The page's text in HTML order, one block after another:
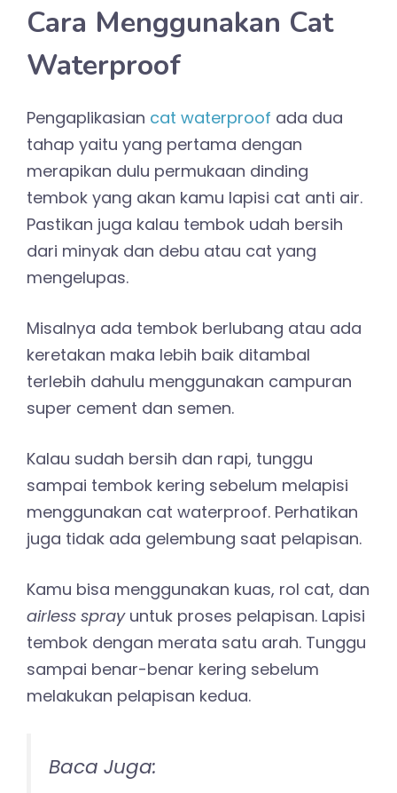
Cara Menggunakan Cat
Waterproof
Pengaplikasian cat waterproof ada dua
tahap yaitu yang pertama dengan
merapikan dulu permukaan dinding
tembok yang akan kamu lapisi cat anti air.
Pastikan juga kalau tembok udah bersih
dari minyak dan debu atau cat yang
mengelupas.
Misalnya ada tembok berlubang atau ada
keretakan maka lebih baik ditambal
terlebih dahulu menggunakan campuran
super cement dan semen.
Kalau sudah bersih dan rapi, tunggu
sampai tembok kering sebelum melapisi
menggunakan cat waterproof. Perhatikan
juga tidak ada gelembung saat pelapisan.
Kamu bisa menggunakan kuas, rol cat, dan
airless spray untuk proses pelapisan. Lapisi
tembok dengan merata satu arah. Tunggu
sampai benar-benar kering sebelum
melakukan pelapisan kedua.
Baca Juga: